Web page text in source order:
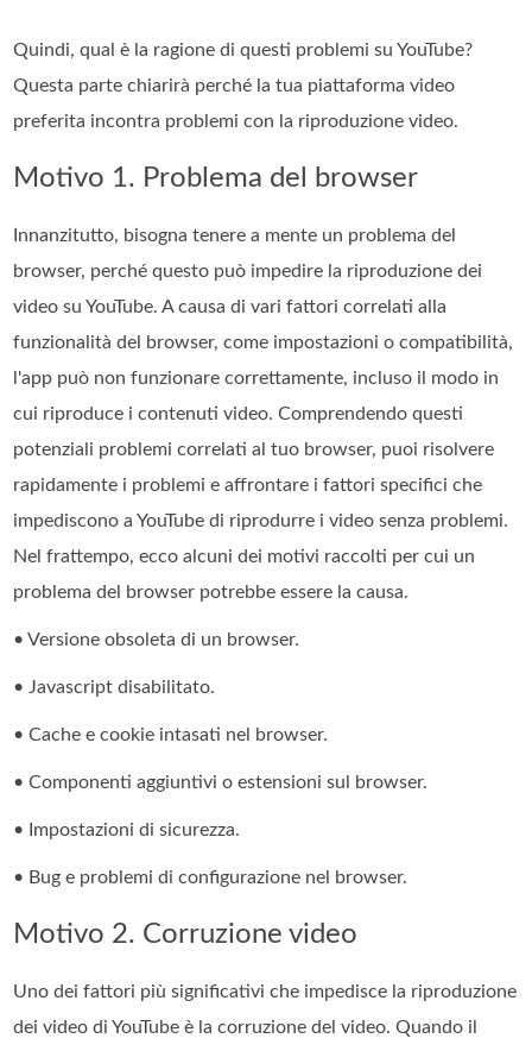
Quindi, qual è la ragione di questi problemi su YouTube?
Questa parte chiarirà perché la tua piattaforma video
preferita incontra problemi con la riproduzione video.
Motivo 1. Problema del browser
Innanzitutto, bisogna tenere a mente un problema del
browser, perché questo può impedire la riproduzione dei
video su YouTube. A causa di vari fattori correlati alla
funzionalità del browser, come impostazioni o compatibilità,
l'app può non funzionare correttamente, incluso il modo in
cui riproduce i contenuti video. Comprendendo questi
potenziali problemi correlati al tuo browser, puoi risolvere
rapidamente i problemi e affrontare i fattori specifici che
impediscono a YouTube di riprodurre i video senza problemi.
Nel frattempo, ecco alcuni dei motivi raccolti per cui un
problema del browser potrebbe essere la causa.
• Versione obsoleta di un browser.
• Javascript disabilitato.
• Cache e cookie intasati nel browser.
• Componenti aggiuntivi o estensioni sul browser.
• Impostazioni di sicurezza.
• Bug e problemi di configurazione nel browser.
Motivo 2. Corruzione video
Uno dei fattori più significativi che impedisce la riproduzione
dei video di YouTube è la corruzione del video. Quando il